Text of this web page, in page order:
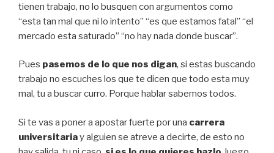
tienen trabajo, no lo busquen con argumentos como
“esta tan mal que ni lo intento” “es que estamos fatal” “el
mercado esta saturado” “no hay nada donde buscar”.
Pues pasemos de lo que nos digan, si estas buscando
trabajo no escuches los que te dicen que todo esta muy
mal, tu a buscar curro. Porque hablar sabemos todos.
Si te vas a poner a apostar fuerte por una carrera
universitariay alguien se atreve a decirte, de esto no